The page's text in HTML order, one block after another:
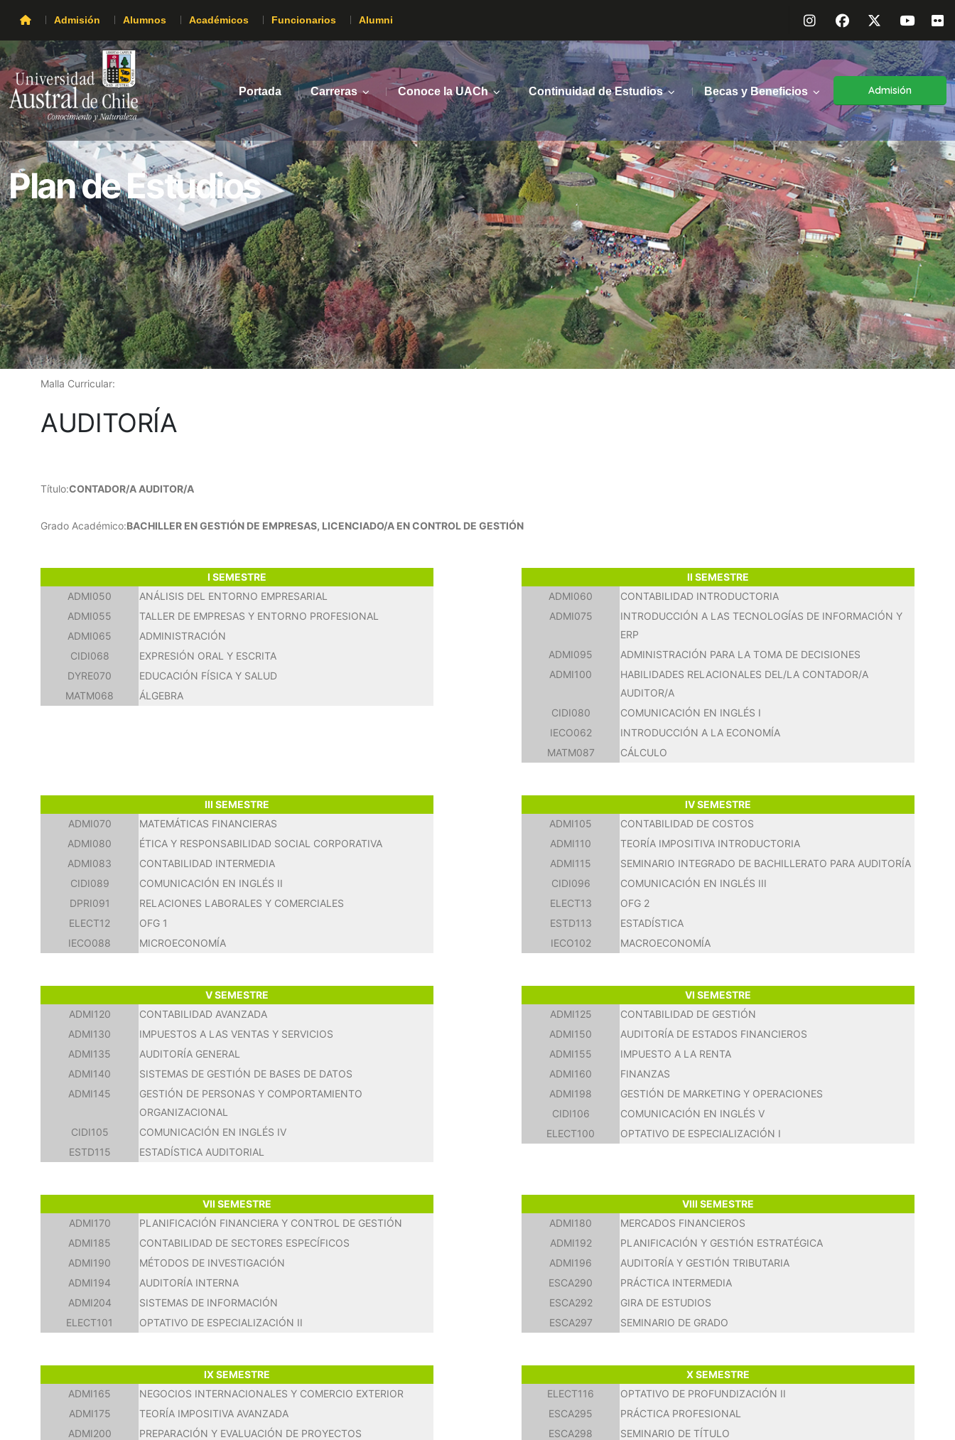
Admisión Alumnos Académicos Funcionarios Alumni
Portada Carreras Conoce la UACh Continuidad de Estudios Becas y Beneficios Admisión
Plan de Estudios
Malla Curricular:
AUDITORÍA
Título:CONTADOR/A AUDITOR/A
Grado Académico:BACHILLER EN GESTIÓN DE EMPRESAS, LICENCIADO/A EN CONTROL DE GESTIÓN
I SEMESTRE
ADMI050
ANÁLISIS DEL ENTORNO EMPRESARIAL
ADMI055
TALLER DE EMPRESAS Y ENTORNO PROFESIONAL
ADMI065
ADMINISTRACIÓN
CIDI068
EXPRESIÓN ORAL Y ESCRITA
DYRE070
EDUCACIÓN FÍSICA Y SALUD
MATM068
ÁLGEBRA
II SEMESTRE
ADMI060
CONTABILIDAD INTRODUCTORIA
ADMI075
INTRODUCCIÓN A LAS TECNOLOGÍAS DE INFORMACIÓN Y
ERP
ADMI095
ADMINISTRACIÓN PARA LA TOMA DE DECISIONES
ADMI100
HABILIDADES RELACIONALES DEL/LA CONTADOR/A
AUDITOR/A
CIDI080
COMUNICACIÓN EN INGLÉS I
IECO062
INTRODUCCIÓN A LA ECONOMÍA
MATM087
CÁLCULO
III SEMESTRE
ADMI070
MATEMÁTICAS FINANCIERAS
ADMI080
ÉTICA Y RESPONSABILIDAD SOCIAL CORPORATIVA
ADMI083
CONTABILIDAD INTERMEDIA
CIDI089
COMUNICACIÓN EN INGLÉS II
DPRI091
RELACIONES LABORALES Y COMERCIALES
ELECT12
OFG 1
IECO088
MICROECONOMÍA
IV SEMESTRE
ADMI105
CONTABILIDAD DE COSTOS
ADMI110
TEORÍA IMPOSITIVA INTRODUCTORIA
ADMI115
SEMINARIO INTEGRADO DE BACHILLERATO PARA AUDITORÍA
CIDI096
COMUNICACIÓN EN INGLÉS III
ELECT13
OFG 2
ESTD113
ESTADÍSTICA
IECO102
MACROECONOMÍA
V SEMESTRE
ADMI120
CONTABILIDAD AVANZADA
ADMI130
IMPUESTOS A LAS VENTAS Y SERVICIOS
ADMI135
AUDITORÍA GENERAL
ADMI140
SISTEMAS DE GESTIÓN DE BASES DE DATOS
ADMI145
GESTIÓN DE PERSONAS Y COMPORTAMIENTO
ORGANIZACIONAL
CIDI105
COMUNICACIÓN EN INGLÉS IV
ESTD115
ESTADÍSTICA AUDITORIAL
VI SEMESTRE
ADMI125
CONTABILIDAD DE GESTIÓN
ADMI150
AUDITORÍA DE ESTADOS FINANCIEROS
ADMI155
IMPUESTO A LA RENTA
ADMI160
FINANZAS
ADMI198
GESTIÓN DE MARKETING Y OPERACIONES
CIDI106
COMUNICACIÓN EN INGLÉS V
ELECT100
OPTATIVO DE ESPECIALIZACIÓN I
VII SEMESTRE
ADMI170
PLANIFICACIÓN FINANCIERA Y CONTROL DE GESTIÓN
ADMI185
CONTABILIDAD DE SECTORES ESPECÍFICOS
ADMI190
MÉTODOS DE INVESTIGACIÓN
ADMI194
AUDITORÍA INTERNA
ADMI204
SISTEMAS DE INFORMACIÓN
ELECT101
OPTATIVO DE ESPECIALIZACIÓN II
VIII SEMESTRE
ADMI180
MERCADOS FINANCIEROS
ADMI192
PLANIFICACIÓN Y GESTIÓN ESTRATÉGICA
ADMI196
AUDITORÍA Y GESTIÓN TRIBUTARIA
ESCA290
PRÁCTICA INTERMEDIA
ESCA292
GIRA DE ESTUDIOS
ESCA297
SEMINARIO DE GRADO
IX SEMESTRE
ADMI165
NEGOCIOS INTERNACIONALES Y COMERCIO EXTERIOR
ADMI175
TEORÍA IMPOSITIVA AVANZADA
ADMI200
PREPARACIÓN Y EVALUACIÓN DE PROYECTOS
X SEMESTRE
ELECT116
OPTATIVO DE PROFUNDIZACIÓN II
ESCA295
PRÁCTICA PROFESIONAL
ESCA298
SEMINARIO DE TÍTULO